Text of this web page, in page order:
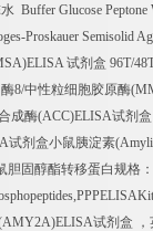
Buffer Glucose Peptone
Proskauer Semisolid
试剂盒 96T/
8/中性粒细胞胶原酶
成酶(ACC)ELISA试剂盒
试剂盒小鼠胰淀素
胆固醇酯转移蛋白规格：
试剂盒